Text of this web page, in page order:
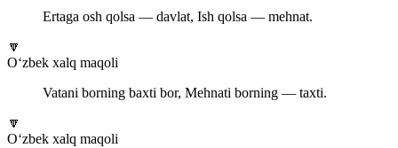
Ertaga osh qolsa — davlat, Ish qolsa — mehnat.
🔽
O‘zbek xalq maqoli
Vatani borning baxti bor, Mehnati borning — taxti.
🔽
O‘zbek xalq maqoli